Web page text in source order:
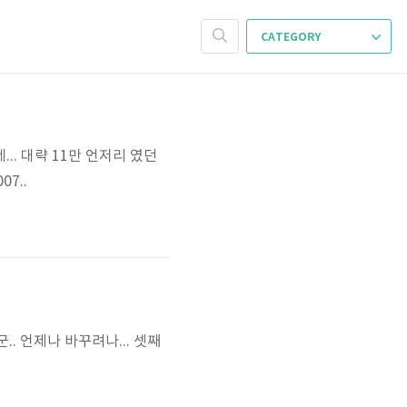
CATEGORY
대략 11만 언저리 였던
언제나 바꾸려나... 셋째